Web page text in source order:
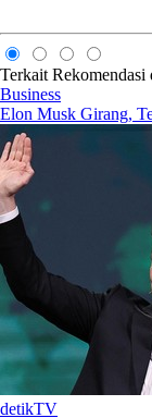
Terkait Rekomendasi
Business
Elon Musk Girang,
detikTV